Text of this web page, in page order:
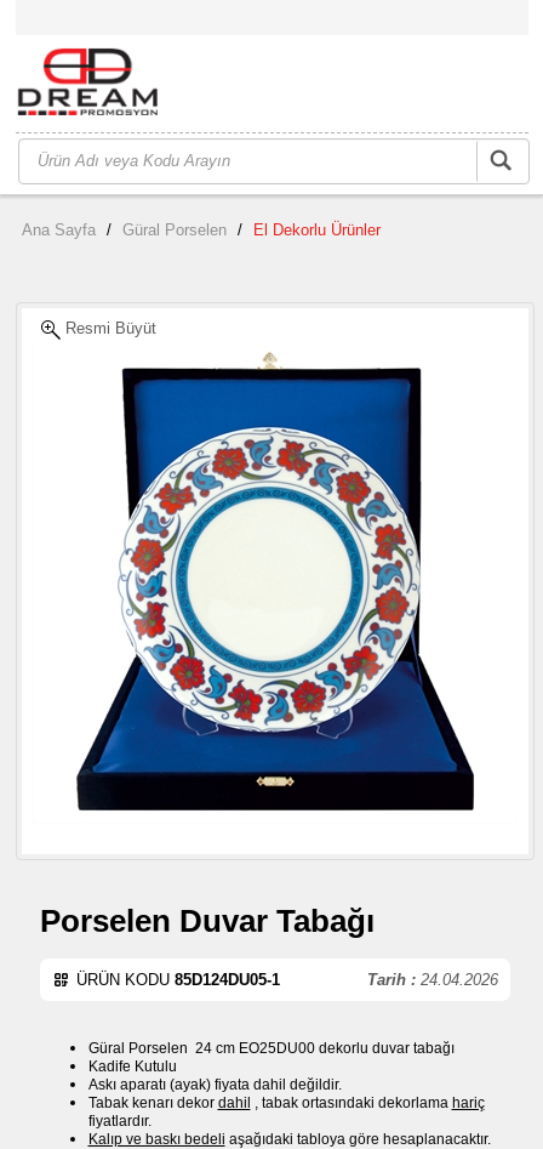
Ana Sayfa / Güral Porselen / El Dekorlu Ürünler
Resmi Büyüt
Porselen Duvar Tabağı
Tarih : 24.04.2026
ÜRÜN KODU 85D124DU05-1
Güral Porselen 24 cm EO25DU00 dekorlu duvar tabağı
Kadife Kutulu
Askı aparatı (ayak) fiyata dahil değildir.
Tabak kenarı dekor dahil , tabak ortasındaki dekorlama hariç
fiyatlardır.
Kalıp ve baskı bedeli aşağıdaki tabloya göre hesaplanacaktır.